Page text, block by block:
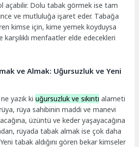
açabilir. Dolu tabak görmek ise tam
ve mutluluğa işaret eder. Tabağa
kimse için, kime yemek koyduysa
karşılıklı menfaatler elde edecekleri
ve Almak: Uğursuzluk ve Yeni
yazık kiuğursuzluk ve sıkıntı alameti
rüya sahibinin maddi ve manevi
üzüntü ve keder yaşayacağına
rüyada tabak almak ise çok daha
tabak aldığını gören bekar kimseler